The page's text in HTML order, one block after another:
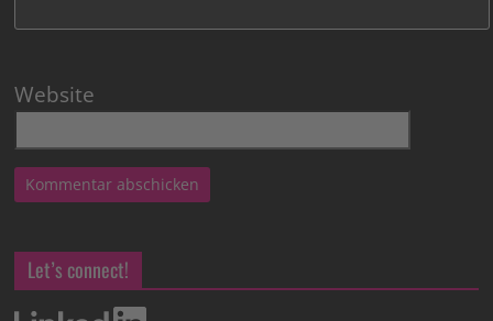
Website
Let’s connect!